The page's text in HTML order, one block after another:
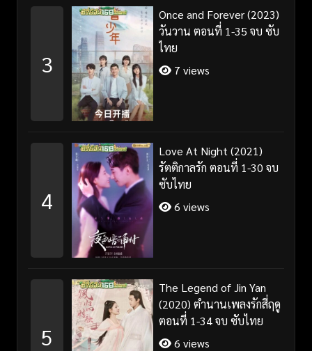
3
Once and Forever (2023)
วันวาน ตอนที่ 1-35 จบ ซับ
ไทย
7 views
4
Love At Night (2021)
รัตติกาลรัก ตอนที่ 1-30 จบ
ซับไทย
6 views
5
The Legend of Jin Yan
(2020) ตำนานเพลงรักสี่ฤดู
ตอนที่ 1-34 จบ ซับไทย
6 views